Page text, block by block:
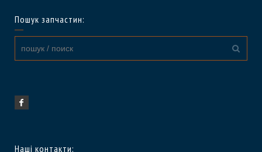
Пошук запчастин:
Наші контакти: